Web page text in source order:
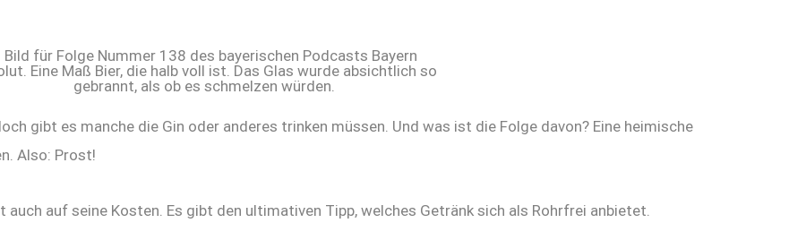
gibt es manche die Gin oder anderes trinken müssen. Und was ist die Folge davon? Eine heimische
Also: Prost!
auf seine Kosten. Es gibt den ultimativen Tipp, welches Getränk sich als Rohrfrei anbietet.